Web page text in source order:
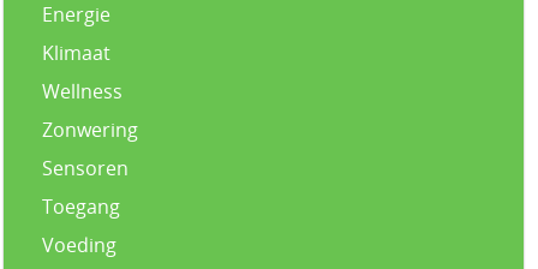
Energie
Klimaat
Wellness
Zonwering
Sensoren
Toegang
Voeding